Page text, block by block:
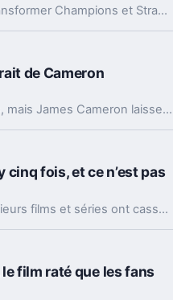
Marvel Studios envisagerait de transformer Champions et Strange Academy en films. Un virage qui en dit long sur l’état de sa stratégie.
de Cameron
Les suites d’Avatar restent datées, mais James Cameron laisse entendre qu’il pourrait passer la main. Et là, l’équation change vraiment.
cinq fois, et ce n’est pas
Derrière l’utopie de Star Trek, plusieurs films et séries ont cassé les règles de Gene Roddenberry. Et parfois, c’est justement ce qui les a rendus meilleurs.
film raté que les fans